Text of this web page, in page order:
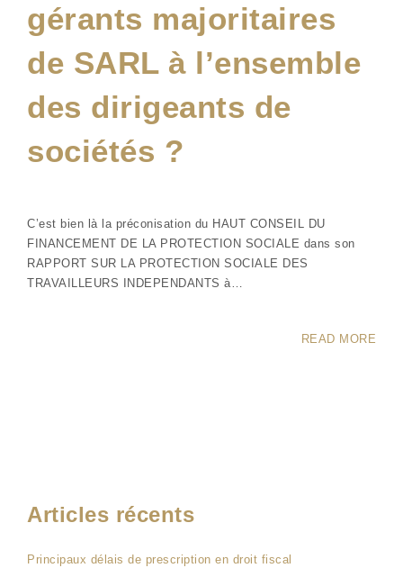
gérants majoritaires
de SARL à l’ensemble
des dirigeants de
sociétés ?
C’est bien là la préconisation du HAUT CONSEIL DU
FINANCEMENT DE LA PROTECTION SOCIALE dans son
RAPPORT SUR LA PROTECTION SOCIALE DES
TRAVAILLEURS INDEPENDANTS à…
READ MORE
Articles récents
Principaux délais de prescription en droit fiscal